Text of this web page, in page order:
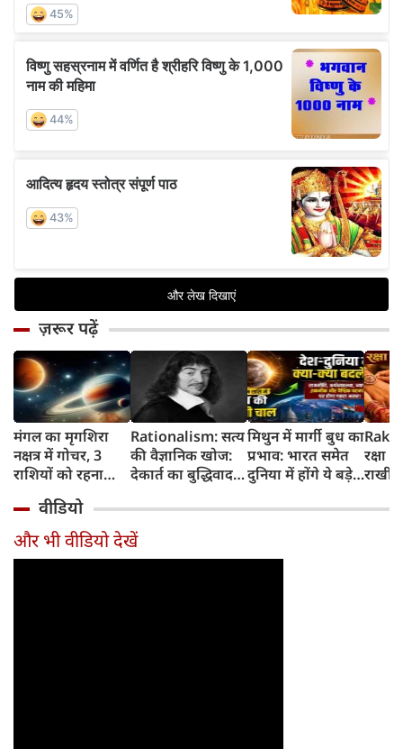
ज़रूर पढ़ें
मंगल का मृगशिरा
नक्षत्र में गोचर, 3
राशियों को रहना
सावधान
Rationalism: सत्य
की वैज्ञानिक खोज:
देकार्त का बुद्धिवाद
का जन्म
मिथुन में मार्गी बुध का
प्रभाव: भारत समेत
दुनिया में होंगे ये बड़े
रक्षा
राखी
वीडियो
और भी वीडियो देखें